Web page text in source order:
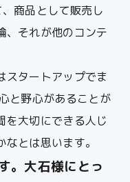
商品として販売し
、それが他のコンテ
スタートアップでま
と野心があることが
を大切にできる人じ
とは思います。
。大石様にとっ